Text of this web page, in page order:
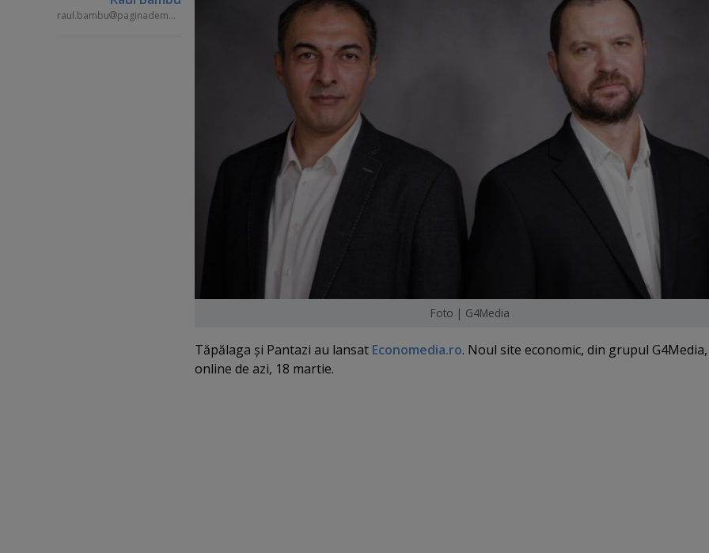
raul.bambu paginademedia.ro
Foto | G4Media
Tăpălaga şi Pantazi au lansat Economedia.ro. Noul site economic, din grupul G4Media,
online de azi, 18 martie.